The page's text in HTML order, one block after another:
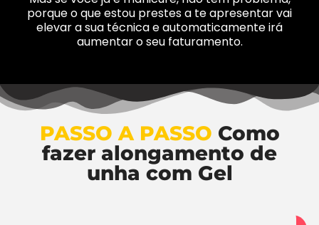
porque o que estou prestes a te apresentar vai
elevar a sua técnica e automaticamente irá
aumentar o seu faturamento.
PASSO A PASSO Como
fazer alongamento de
unha com Gel